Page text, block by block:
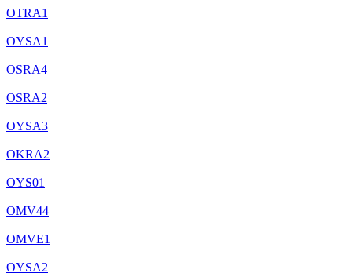
OТRA1
OYSA1
OSRA4
OSRA2
OYSA3
OKRA2
OYS01
OMV44
OMVE1
OYSA2